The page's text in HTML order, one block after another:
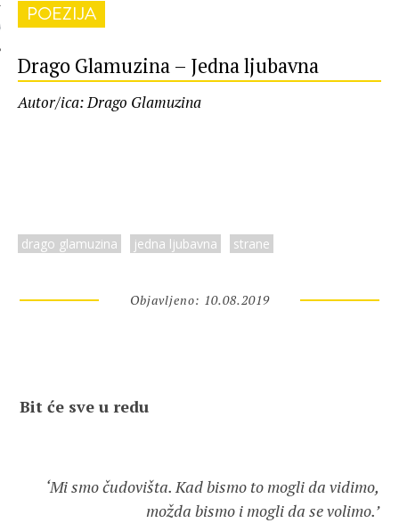
POEZIJA
Drago Glamuzina – Jedna ljubavna
Autor/ica: Drago Glamuzina
drago glamuzina jedna ljubavna strane
Objavljeno: 10.08.2019
Bit će sve u redu
‘Mi smo čudovišta. Kad bismo to mogli da vidimo,
možda bismo i mogli da se volimo.’